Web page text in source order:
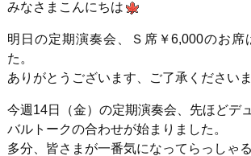
みなさまこんにちは
明日の定期演奏会、Ｓ席￥6,000のお席
た。
ありがとうございます、ご了承くださいま
今週14日（金）の定期演奏会、先ほどデ
バルトークの合わせが始まりました。
多分、皆さまが一番気になってらっしゃる